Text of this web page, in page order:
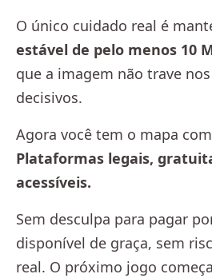
O único cuidado real é
estável de pelo menos 10
que a imagem não trave
decisivos.
Agora você tem o mapa
Plataformas legais,
acessíveis.
Sem desculpa para pagar
disponível de graça, sem
real. O próximo jogo